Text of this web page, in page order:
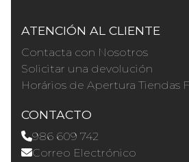
ATENCIÓN AL CLIENTE
Contacta con Nosotros
Solicitar una devolución
Horários de Apertura Tiendas
CONTACTO
986 609 742
Correo Electrónico